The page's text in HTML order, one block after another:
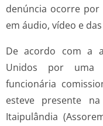
denúncia ocorre
em áudio, vídeo e
De acordo com a
Unidos por uma
funcionária
esteve presente
Itaipulândia